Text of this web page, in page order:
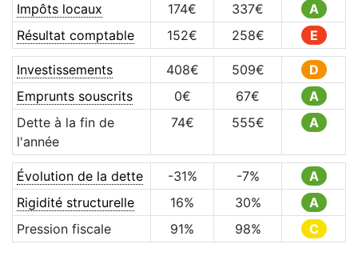
Impôts locaux 174€ 337€
A
Résultat comptable
152€ 258€ E
Investissements 408€ 509€
D
Emprunts souscrits
0€ 67€
A
Dette à la fin de
l'année
74€ 555€ A
Évolution de la dette -31% -7%
A
Rigidité structurelle
16% 30%
A
Pression fiscale
91% 98% C